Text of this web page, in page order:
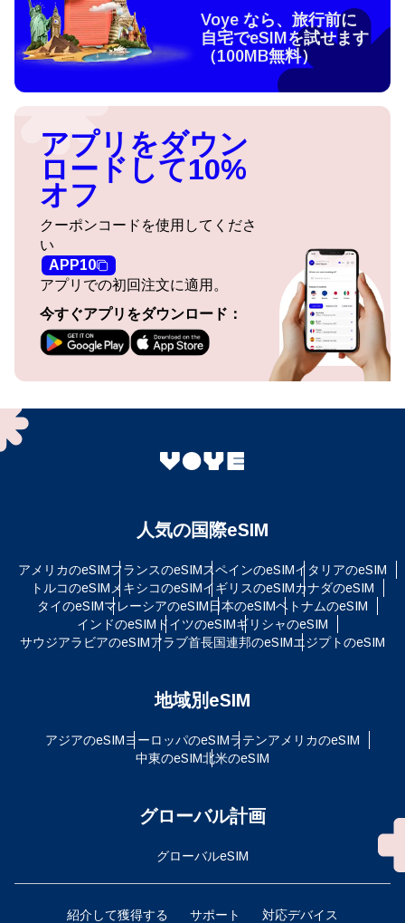
Voye なら、旅行前に
自宅でeSIMを試せます
（100MB無料）
アプリをダウン
ロードして10%
オフ
クーポンコードを使用してくださ
い
APP10
アプリでの初回注文に適用。
今すぐアプリをダウンロード：
人気の国際eSIM
アメリカのeSIMフランスのeSIMスペインのeSIMイタリアのeSIM
トルコのeSIM メキシコのeSIMイギリスのeSIMカナダのeSIM
タイのeSIMマレーシアのeSIM日本のeSIMベトナムのeSIM
インドのeSIM ドイツのeSIMギリシャのeSIM
サウジアラビアのeSIMアラブ首長国連邦のeSIMエジプトのeSIM
地域別eSIM
アジアのeSIMヨーロッパのeSIMラテンアメリカのeSIM
中東のeSIM北米のeSIM
グローバル計画
グローバルeSIM
紹介して獲得する サポート 対応デバイス